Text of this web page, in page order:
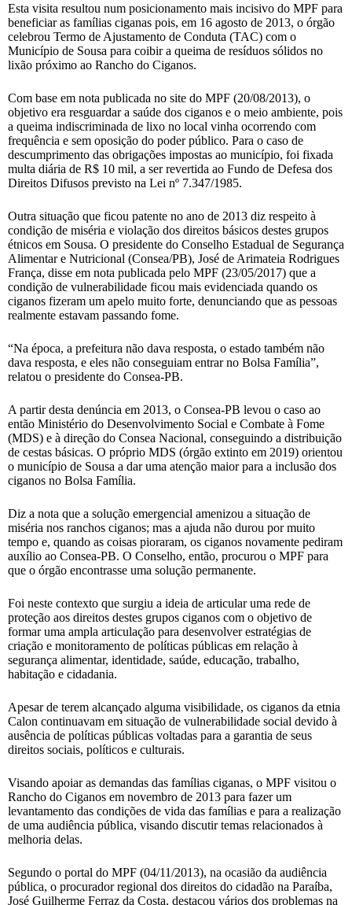
Esta visita resultou num posicionamento mais incisivo do MPF para
beneficiar as famílias ciganas pois, em 16 agosto de 2013, o órgão
celebrou Termo de Ajustamento de Conduta (TAC) com o
Município de Sousa para coibir a queima de resíduos sólidos no
lixão próximo ao Rancho do Ciganos.
Com base em nota publicada no site do MPF (20/08/2013), o
objetivo era resguardar a saúde dos ciganos e o meio ambiente, pois
a queima indiscriminada de lixo no local vinha ocorrendo com
frequência e sem oposição do poder público. Para o caso de
descumprimento das obrigações impostas ao município, foi fixada
multa diária de R$ 10 mil, a ser revertida ao Fundo de Defesa dos
Direitos Difusos previsto na Lei nº 7.347/1985.
Outra situação que ficou patente no ano de 2013 diz respeito à
condição de miséria e violação dos direitos básicos destes grupos
étnicos em Sousa. O presidente do Conselho Estadual de Segurança
Alimentar e Nutricional (Consea/PB), José de Arimateia Rodrigues
França, disse em nota publicada pelo MPF (23/05/2017) que a
condição de vulnerabilidade ficou mais evidenciada quando os
ciganos fizeram um apelo muito forte, denunciando que as pessoas
realmente estavam passando fome.
“Na época, a prefeitura não dava resposta, o estado também não
dava resposta, e eles não conseguiam entrar no Bolsa Família”,
relatou o presidente do Consea-PB.
A partir desta denúncia em 2013, o Consea-PB levou o caso ao
então Ministério do Desenvolvimento Social e Combate à Fome
(MDS) e à direção do Consea Nacional, conseguindo a distribuição
de cestas básicas. O próprio MDS (órgão extinto em 2019) orientou
o município de Sousa a dar uma atenção maior para a inclusão dos
ciganos no Bolsa Família.
Diz a nota que a solução emergencial amenizou a situação de
miséria nos ranchos ciganos; mas a ajuda não durou por muito
tempo e, quando as coisas pioraram, os ciganos novamente pediram
auxílio ao Consea-PB. O Conselho, então, procurou o MPF para
que o órgão encontrasse uma solução permanente.
Foi neste contexto que surgiu a ideia de articular uma rede de
proteção aos direitos destes grupos ciganos com o objetivo de
formar uma ampla articulação para desenvolver estratégias de
criação e monitoramento de políticas públicas em relação à
segurança alimentar, identidade, saúde, educação, trabalho,
habitação e cidadania.
Apesar de terem alcançado alguma visibilidade, os ciganos da etnia
Calon continuavam em situação de vulnerabilidade social devido à
ausência de políticas públicas voltadas para a garantia de seus
direitos sociais, políticos e culturais.
Visando apoiar as demandas das famílias ciganas, o MPF visitou o
Rancho do Ciganos em novembro de 2013 para fazer um
levantamento das condições de vida das famílias e para a realização
de uma audiência pública, visando discutir temas relacionados à
melhoria delas.
Segundo o portal do MPF (04/11/2013), na ocasião da audiência
pública, o procurador regional dos direitos do cidadão na Paraíba,
José Guilherme Ferraz da Costa, destacou vários dos problemas na